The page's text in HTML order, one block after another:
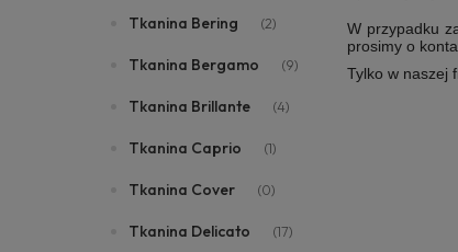
Tkanina Bering (2)
Tkanina Bergamo (9)
Tkanina Brillante (4)
Tkanina Caprio (1)
Tkanina Cover (0)
Tkanina Delicato (17)
W przypadku
prosimy o
Tylko w naszej